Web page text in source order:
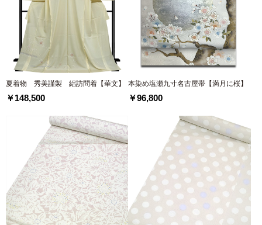
夏着物 秀美謹製 絽訪問着【華文】
￥148,500
本染め塩瀬九寸名古屋帯【満月に桜】
￥96,800